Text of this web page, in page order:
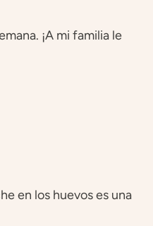
¡A mi familia le
en los huevos es una